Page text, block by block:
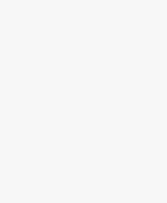
vorbească, psihiatrul
cheamă climatul și
amândurora se află
bazată pe
partea psihiatrului.
medicul, regăsită în
necondiționată a
pe un subiect să-i
despre problemele
conținuturi conștiente